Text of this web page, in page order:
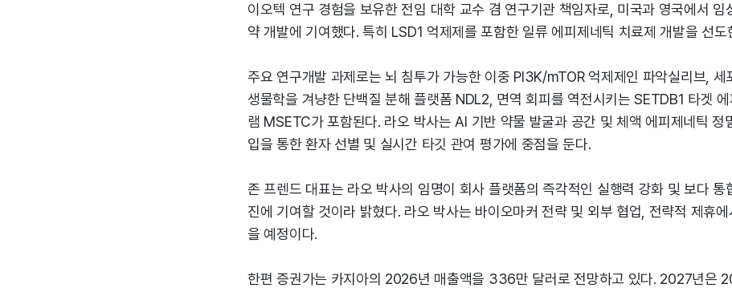
이오텍 연구 경험을 보유한 전임 대학 교수 겸 연구기관 책임자로, 미국과 영국에서 임
약 개발에 기여했다. 특히 LSD1 억제제를 포함한 일류 에피제네틱 치료제 개발을 선도
주요 연구개발 과제로는 뇌 침투가 가능한 이중 PI3K/mTOR 억제제인 파악실리브, 세
생물학을 겨냥한 단백질 분해 플랫폼 NDL2, 면역 회피를 역전시키는 SETDB1 타겟
램 MSETC가 포함된다. 라오 박사는 AI 기반 약물 발굴과 공간 및 체액 에피제네틱 정
입을 통한 환자 선별 및 실시간 타깃 관여 평가에 중점을 둔다.
존 프렌드 대표는 라오 박사의 임명이 회사 플랫폼의 즉각적인 실행력 강화 및 보다 통
진에 기여할 것이라 밝혔다. 라오 박사는 바이오마커 전략 및 외부 협업, 전략적 제휴
을 예정이다.
한편 증권가는 카지아의 2026년 매출액을 336만 달러로 전망하고 있다. 2027년은